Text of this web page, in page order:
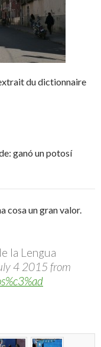
du dictionnaire
ganó unpotosí
cosaungranvalor.
la Lengua
4 2015 from